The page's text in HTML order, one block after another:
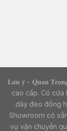
𝐋𝐮̛𝐮 𝐲́ - 𝐐𝐮𝐚𝐧
cao cấp. Có cửa
dây đeo đồng
Showroom có
vụ vận chuyển